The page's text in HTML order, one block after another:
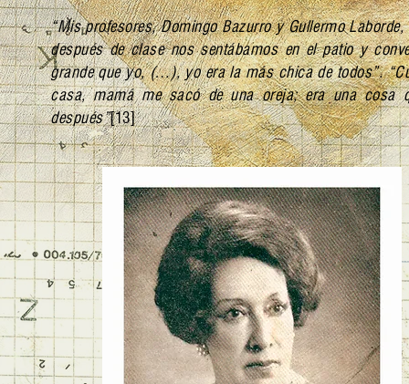
“Mis profesores, Domingo Bazurro y Gullermo
después de clase nos sentábamos en el patio y
grande que yo, (…), yo era la más chica de todos”.
casa, mamá me sacó de una oreja; era una cosa
después”[13]